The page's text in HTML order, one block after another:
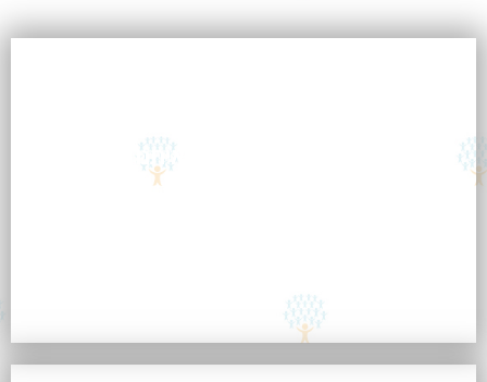
הרופאים שהולכים איתנו